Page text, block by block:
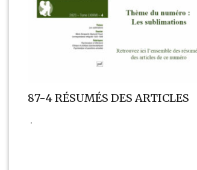
87-4 RÉSUMÉS DES ARTICLES
.